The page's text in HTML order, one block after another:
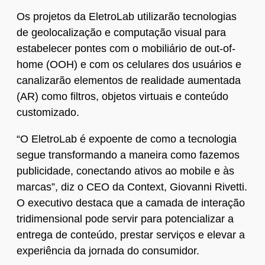
Os projetos da EletroLab utilizarão tecnologias
de geolocalização e computação visual para
estabelecer pontes com o mobiliário de out-of-
home (OOH) e com os celulares dos usuários e
canalizarão elementos de realidade aumentada
(AR) como filtros, objetos virtuais e conteúdo
customizado.
“O EletroLab é expoente de como a tecnologia
segue transformando a maneira como fazemos
publicidade, conectando ativos ao mobile e às
marcas”, diz o CEO da Context, Giovanni Rivetti.
O executivo destaca que a camada de interação
tridimensional pode servir para potencializar a
entrega de conteúdo, prestar serviços e elevar a
experiência da jornada do consumidor.